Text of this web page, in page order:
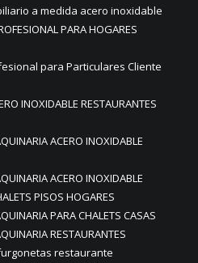
a medida acero inoxidable
PARA HOGARES
para Particulares Cliente
INOXIDABLE RESTAURANTES
ACERO INOXIDABLE
ACERO INOXIDABLE
PISOS HOGARES
PARA CHALETS CASAS
RESTAURANTES
restaurante